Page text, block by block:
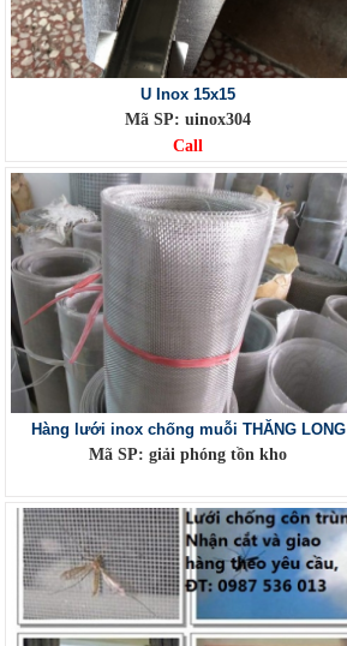
U Inox 15x15
Mã SP: uinox304
Call
Hàng lưới inox chống muỗi THĂNG LONG
Mã SP: giải phóng tồn kho